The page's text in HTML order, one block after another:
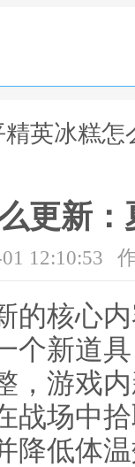
精英冰糕
更新
12:10:53
的核心
个新道
，游戏
战场中
降低体